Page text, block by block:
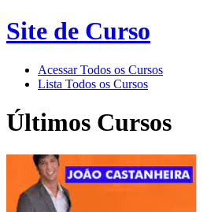
Site de Curso
Acessar Todos os Cursos
Lista Todos os Cursos
Últimos Cursos